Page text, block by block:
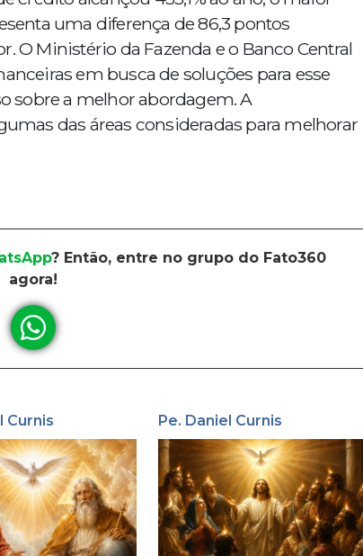
uma diferença de 86,3 pontos
O Ministério da Fazenda e o Banco Central
em busca de soluções para esse
sobre a melhor abordagem. A
das áreas consideradas para melhorar
? Então, entre no grupo do Fato360
agora!
Curnis Pe. Daniel Curnis